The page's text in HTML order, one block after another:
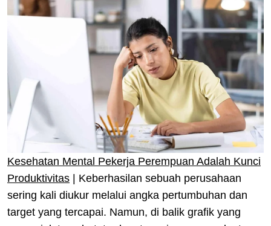
Kesehatan Mental Pekerja Perempuan Adalah Kunci
Produktivitas | Keberhasilan sebuah perusahaan
sering kali diukur melalui angka pertumbuhan dan
target yang tercapai. Namun, di balik grafik yang